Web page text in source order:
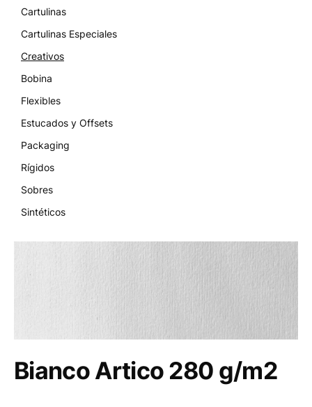
Cartulinas
Cartulinas Especiales
Creativos
Bobina
Flexibles
Estucados y Offsets
Packaging
Rígidos
Sobres
Sintéticos
Bianco Artico 280 g/m2